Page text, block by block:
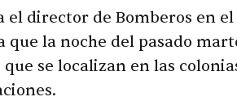
el director de Bomberos en el
que la noche del pasado
se localizan en las